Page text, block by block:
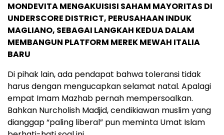
MONDEVITA MENGAKUISISI SAHAM MAYORITAS DI
UNDERSCORE DISTRICT, PERUSAHAAN INDUK
MAGLIANO, SEBAGAI LANGKAH KEDUA DALAM
MEMBANGUN PLATFORM MEREK MEWAH ITALIA
BARU
Di pihak lain, ada pendapat bahwa toleransi tidak
harus dengan mengucapkan selamat natal. Apalagi
empat Imam Mazhab pernah mempersoalkan.
Bahkan Nurcholish Madjid, cendikiawan muslim yang
dianggap “paling liberal” pun meminta Umat Islam